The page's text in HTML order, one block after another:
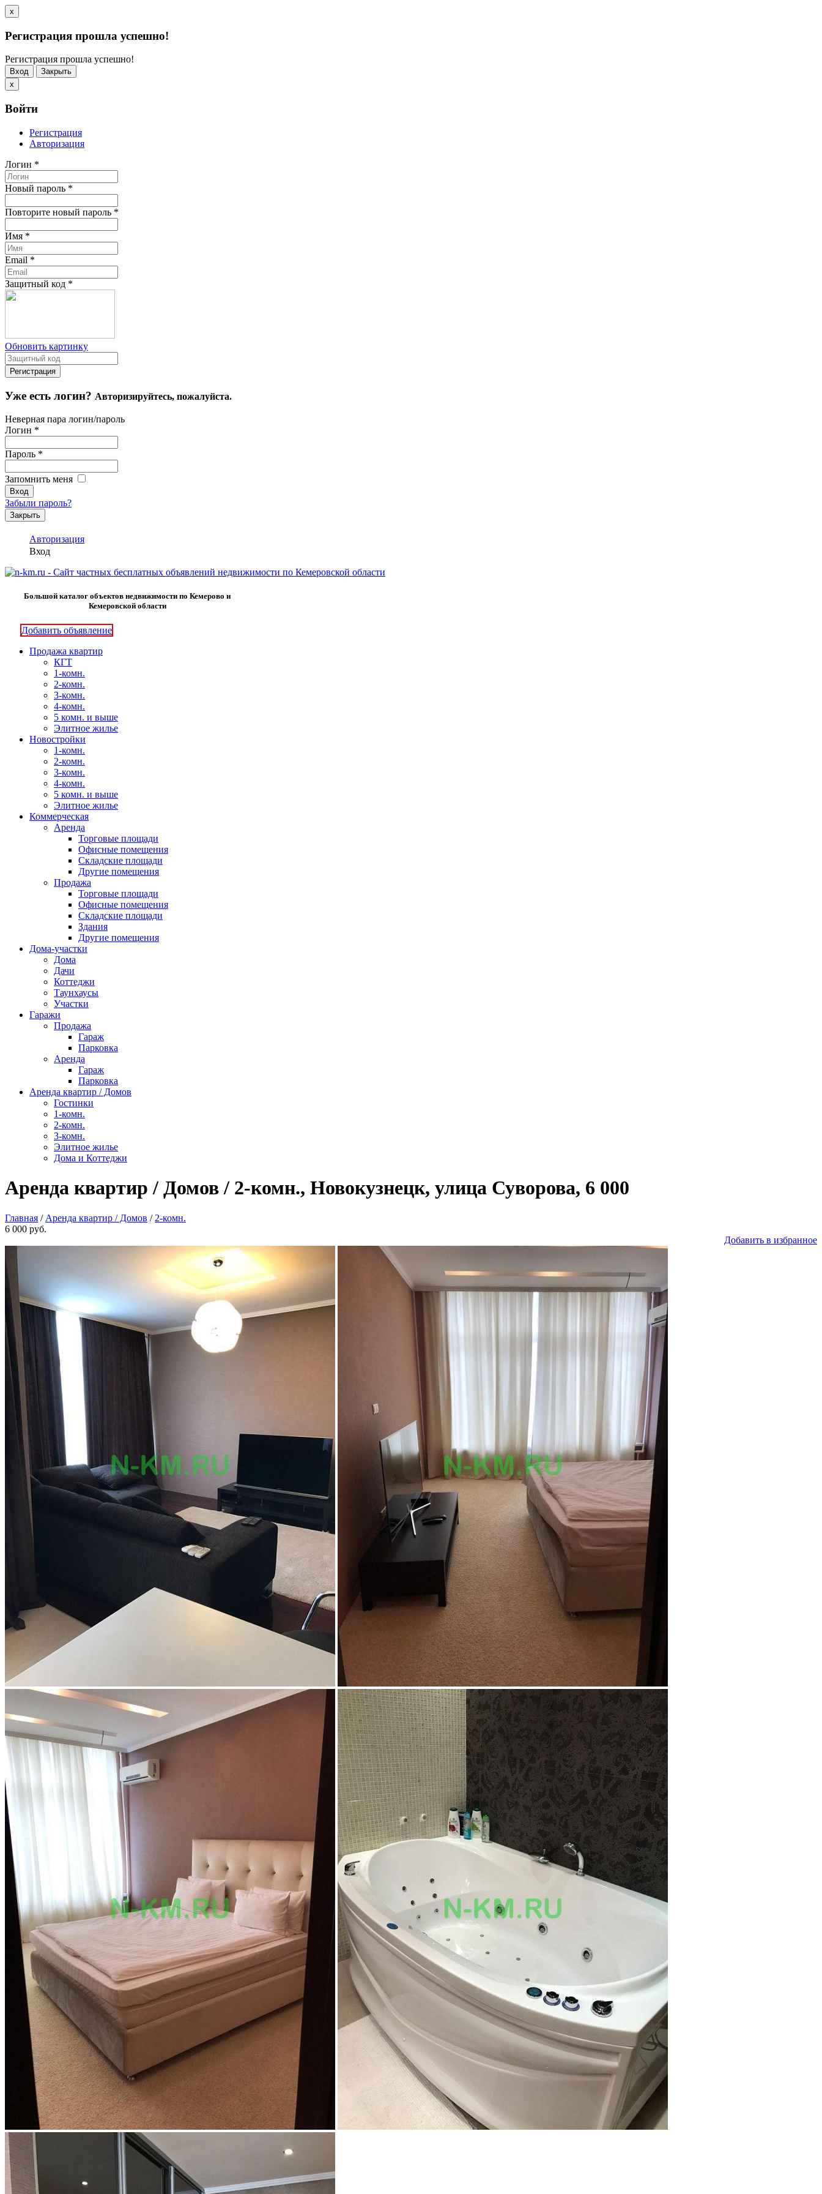
x
Регистрация прошла успешно!
Регистрация прошла успешно!
Вход
Закрыть
x
Войти
Регистрация
Авторизация
Логин *
Новый пароль *
Повторите новый пароль *
Имя *
Email *
Защитный код *
Обновить картинку
Уже есть логин? Авторизируйтесь, пожалуйста.
Неверная пара логин/пароль
Логин *
Пароль *
Запомнить меня
Забыли пароль?
Закрыть
Авторизация
Вход
Большой каталог объектов недвижимости по Кемерово и
Кемеровской области
Добавить объявление
Продажа квартир
КГТ
1-комн.
2-комн.
3-комн.
4-комн.
5 комн. и выше
Элитное жилье
Новостройки
1-комн.
2-комн.
3-комн.
4-комн.
5 комн. и выше
Элитное жилье
Коммерческая
Аренда
Торговые площади
Офисные помещения
Складские площади
Другие помещения
Продажа
Торговые площади
Офисные помещения
Складские площади
Здания
Другие помещения
Дома-участки
Дома
Дачи
Коттеджи
Таунхаусы
Участки
Гаражи
Продажа
Гараж
Парковка
Аренда
Гараж
Парковка
Аренда квартир / Домов
Гостинки
1-комн.
2-комн.
3-комн.
Элитное жилье
Дома и Коттеджи
Аренда квартир / Домов / 2-комн., Новокузнецк, улица Суворова, 6 000
Главная / Аренда квартир / Домов / 2-комн.
6 000 руб.
Добавить в избранное